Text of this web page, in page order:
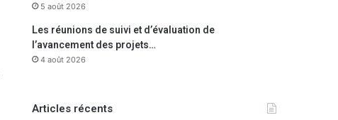
5 août 2026
Les réunions de suivi et d’évaluation de
l’avancement des projets…
4 août 2026
Articles récents